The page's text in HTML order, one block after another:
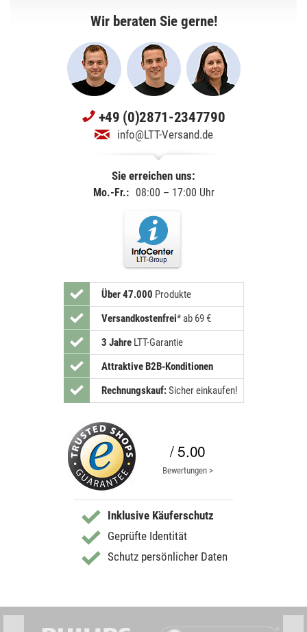
Wir beraten Sie gerne!
+49 (0)2871-2347790
info@LTT-Versand.de
Sie erreichen uns:
Mo.-Fr.: 08:00 – 17:00 Uhr
Über 47.000 Produkte
Versandkostenfrei* ab 69 €
3 JahreLTT-Garantie
Attraktive B2B-Konditionen
Rechnungskauf:Sicher einkaufen!
/ 5.00
Bewertungen >
Inklusive Käuferschutz
Geprüfte Identität
Schutz persönlicher Daten